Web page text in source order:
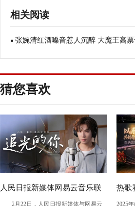
相关阅读
● 张婉清红酒嗓音惹人沉醉 大魔王高票
十二强
猜您喜欢
人民日报新媒体网易云音乐联
2月22日，人民日报新媒体与网易云
热歌
2025